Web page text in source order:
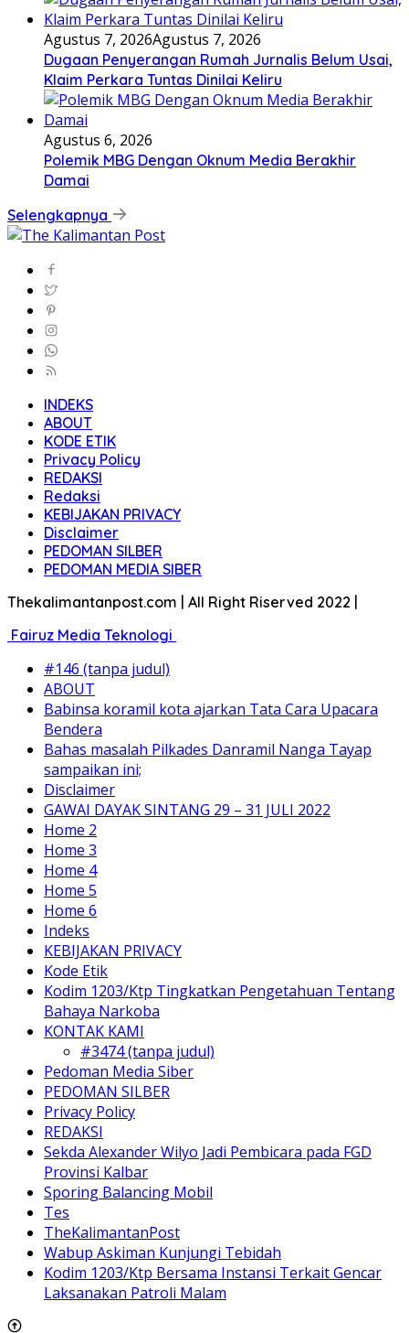
Agustus 7, 2026Agustus 7, 2026
Dugaan Penyerangan Rumah Jurnalis Belum Usai,
Klaim Perkara Tuntas Dinilai Keliru
Agustus 6, 2026
Polemik MBG Dengan Oknum Media Berakhir
Damai
Selengkapnya
INDEKS
ABOUT
KODE ETIK
Privacy Policy
REDAKSI
Redaksi
KEBIJAKAN PRIVACY
Disclaimer
PEDOMAN SILBER
PEDOMAN MEDIA SIBER
Thekalimantanpost.com | All Right Riserved 2022 |
Fairuz Media Teknologi
#146 (tanpa judul)
ABOUT
Babinsa koramil kota ajarkan Tata Cara Upacara
Bendera
Bahas masalah Pilkades Danramil Nanga Tayap
sampaikan ini;
Disclaimer
GAWAI DAYAK SINTANG 29 – 31 JULI 2022
Home 2
Home 3
Home 4
Home 5
Home 6
Indeks
KEBIJAKAN PRIVACY
Kode Etik
Kodim 1203/Ktp Tingkatkan Pengetahuan Tentang
Bahaya Narkoba
KONTAK KAMI
#3474 (tanpa judul)
Pedoman Media Siber
PEDOMAN SILBER
Privacy Policy
REDAKSI
Sekda Alexander Wilyo Jadi Pembicara pada FGD
Provinsi Kalbar
Sporing Balancing Mobil
Tes
TheKalimantanPost
Wabup Askiman Kunjungi Tebidah
Kodim 1203/Ktp Bersama Instansi Terkait Gencar
Laksanakan Patroli Malam